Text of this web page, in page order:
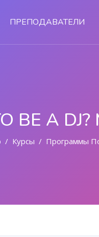
ПРЕПОДАВАТЕЛИ
BE A DJ?
Курсы Программы